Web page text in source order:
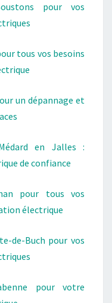
pour vos
tous vos besoins
un dépannage et
en Jalles :
de confiance
pour tous vos
électrique
de-Buch pour vos
pour votre